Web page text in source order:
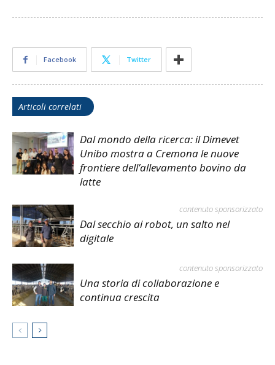
Facebook Twitter
Articoli correlati
Dal mondo della ricerca: il Dimevet
Unibo mostra a Cremona le nuove
frontiere dell’allevamento bovino da
latte
contenuto sponsorizzato
Dal secchio ai robot, un salto nel
digitale
contenuto sponsorizzato
Una storia di collaborazione e
continua crescita